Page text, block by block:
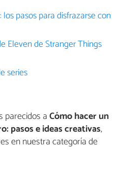
pasos para disfrazarse con
Eleven de Stranger Things
series
parecidos aCómo hacer un
pasos e ideas creativas,
en nuestra categoría de